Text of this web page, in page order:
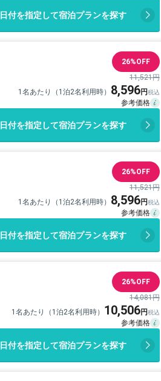
日付を指定して宿泊プランを探す
26%OFF
11,521円
1名あたり（1泊2名利用時） 8,596
日付を指定して宿泊プランを探す
26%OFF
11,521円
1名あたり（1泊2名利用時） 8,596
日付を指定して宿泊プランを探す
26%OFF
14,081円
1名あたり（1泊2名利用時） 10,506
日付を指定して宿泊プランを探す